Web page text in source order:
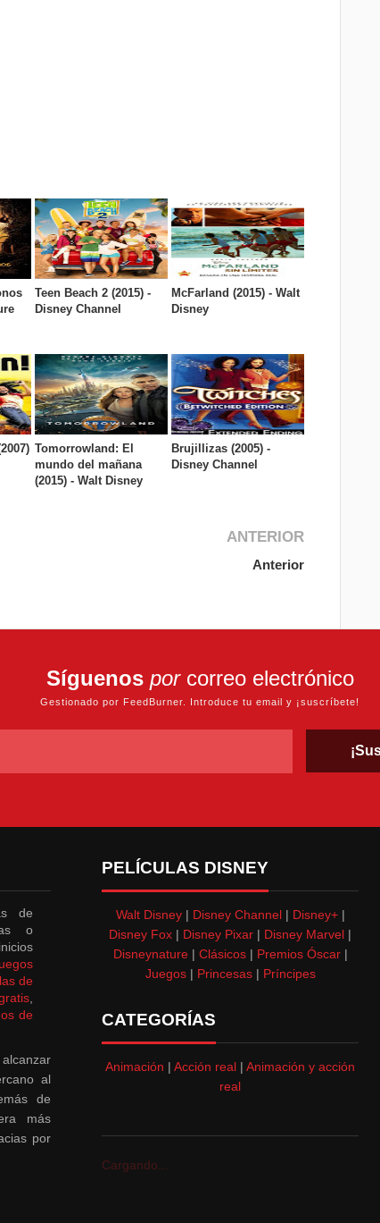
Teen Beach 2 (2015) -
Disney Channel
McFarland (2015) - Walt
Disney
Tomorrowland: El
mundo del mañana
(2015) - Walt Disney
Brujillizas (2005) -
Disney Channel
ANTERIOR
Anterior
Síguenos porcorreo electrónico
Gestionado por FeedBurner. Introduce tu email y ¡suscríbete!
PELÍCULAS DISNEY
Walt Disney| Disney Channel| Disney+|
Disney Fox | Disney Pixar | Disney Marvel |
Disneynature| Clásicos| Premios Óscar|
Juegos| Princesas| Príncipes
CATEGORÍAS
Animación | Acción real | Animación y acción
real
Cargando...
de
o
de
de
al
de
más
por